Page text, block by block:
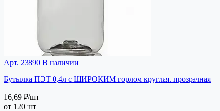
Арт. 23890 В наличии
Бутылка ПЭТ 0,4л с ШИРОКИМ горлом круглая. прозрачная
16,69 ₽/шт
от 120 шт